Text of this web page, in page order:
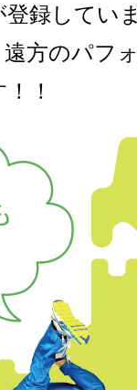
録してい
方のパフ
！